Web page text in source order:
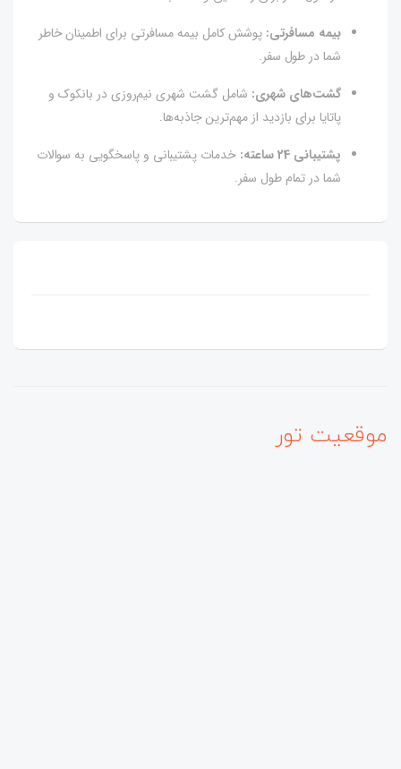
بیمه مسافرتی: پوشش کامل بیمه مسافرتی برای اطمینان خاطر
شما در طول سفر.
گشت‌های شهری: شامل گشت شهری نیم‌روزی در بانکوک و
پاتایا برای بازدید از مهم‌ترین جاذبه‌ها.
پشتیبانی 24 ساعته:
خدمات پشتیبانی و پاسخگویی به سوالات
شما در تمام طول سفر.
موقعیت تور